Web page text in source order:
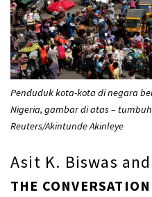
Penduduk kota-kota di negara
Nigeria, gambar di atas –
Reuters/Akintunde Akinleye
Asit K. Biswas
THE